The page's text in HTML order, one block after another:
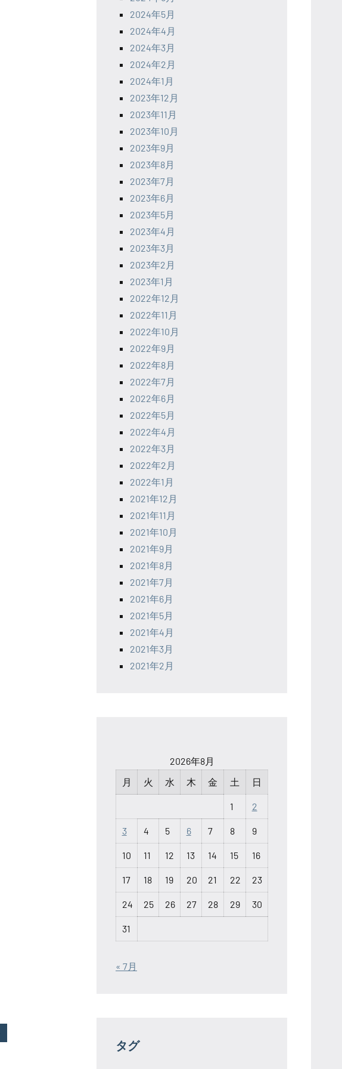
2024年5月
2024年4月
2024年3月
2024年2月
2024年1月
2023年12月
2023年11月
2023年10月
2023年9月
2023年8月
2023年7月
2023年6月
2023年5月
2023年4月
2023年3月
2023年2月
2023年1月
2022年12月
2022年11月
2022年10月
2022年9月
2022年8月
2022年7月
2022年6月
2022年5月
2022年4月
2022年3月
2022年2月
2022年1月
2021年12月
2021年11月
2021年10月
2021年9月
2021年8月
2021年7月
2021年6月
2021年5月
2021年4月
2021年3月
2021年2月
2026年8月
月
火 水 木 金 土 日
1 2
3 4 5 6 7 8 9
10 11 12 13 14 15 16
17 18 19 20 21 22 23
24 25 26 27 28 29 30
31
« 7月
タグ